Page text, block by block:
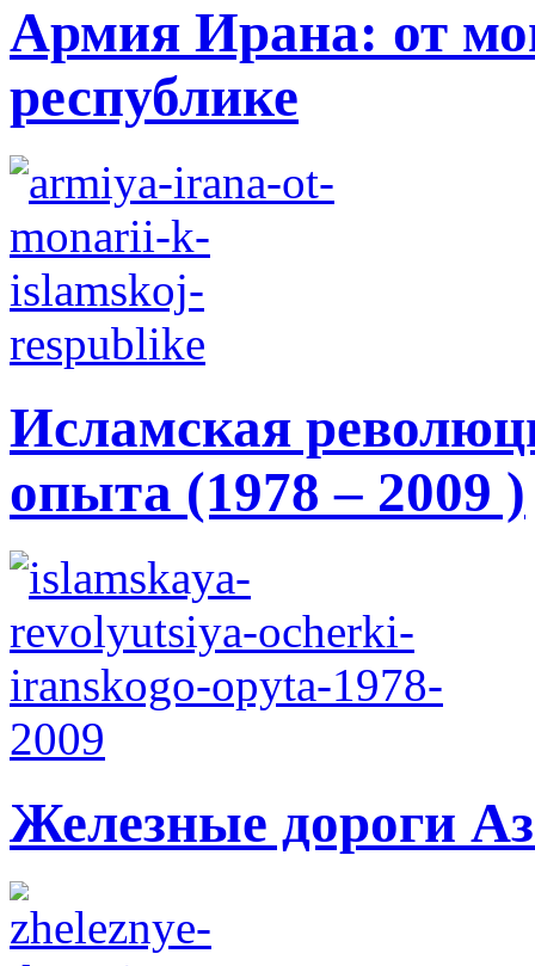
Армия Ирана: от
республике
Исламская
опыта (1978 – 2009 )
Железные дороги